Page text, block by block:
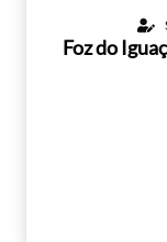
Foz do